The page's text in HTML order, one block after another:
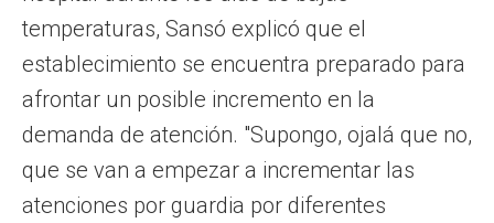
temperaturas, Sansó explicó que el
establecimiento se encuentra preparado para
afrontar un posible incremento en la
demanda de atención. "Supongo, ojalá que no,
que se van a empezar a incrementar las
atenciones por guardia por diferentes